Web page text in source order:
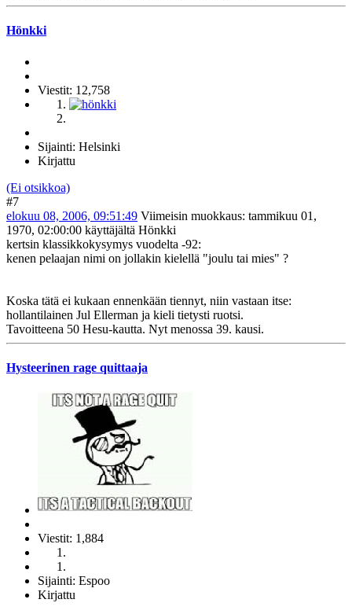
Hönkki
Viestit: 12,758
Sijainti: Helsinki
Kirjattu
(Ei otsikkoa)
#7
elokuu 08, 2006, 09:51:49 Viimeisin muokkaus: tammikuu 01,
1970, 02:00:00 käyttäjältä Hönkki
kertsin klassikkokysymys vuodelta -92:
kenen pelaajan nimi on jollakin kielellä "joulu tai mies" ?
Koska tätä ei kukaan ennenkään tiennyt, niin vastaan itse:
hollantilainen Jul Ellerman ja kieli tietysti ruotsi.
Tavoitteena 50 Hesu-kautta. Nyt menossa 39. kausi.
Hysteerinen rage quittaaja
Viestit: 1,884
Sijainti: Espoo
Kirjattu